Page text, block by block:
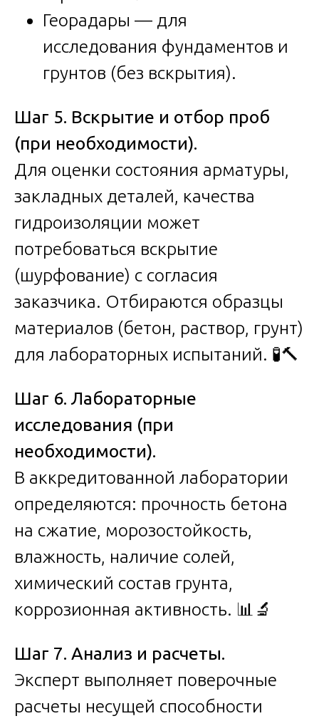
Георадары — для
исследования фундаментов и
грунтов (без вскрытия).
Шаг 5. Вскрытие и отбор проб
(при необходимости).
Для оценки состояния арматуры,
закладных деталей, качества
гидроизоляции может
потребоваться вскрытие
(шурфование) с согласия
заказчика. Отбираются образцы
материалов (бетон, раствор, грунт)
для лабораторных испытаний. 🧪🔨
Шаг 6. Лабораторные
исследования (при
необходимости).
В аккредитованной лаборатории
определяются: прочность бетона
на сжатие, морозостойкость,
влажность, наличие солей,
химический состав грунта,
коррозионная активность. 📊🔬
Шаг 7. Анализ и расчеты.
Эксперт выполняет поверочные
расчеты несущей способности